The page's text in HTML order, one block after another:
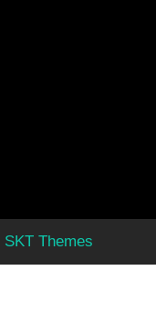
SKT Themes